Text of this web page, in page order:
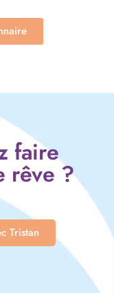
faire
rêve ?
Tristan